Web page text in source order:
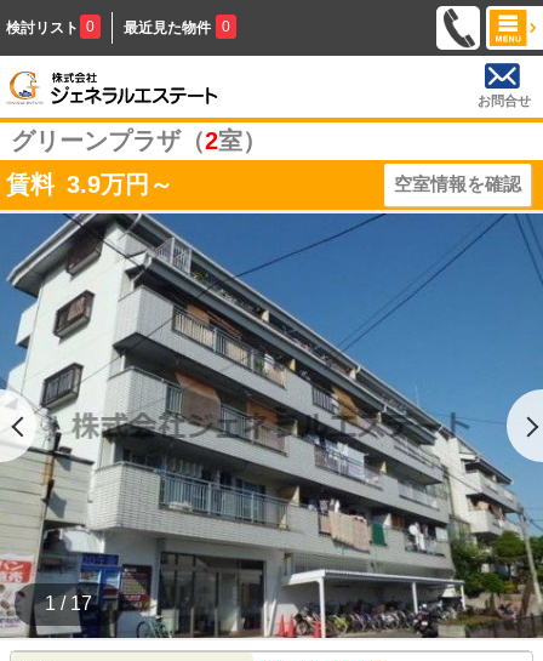
検討リスト 0 最近見た物件 0
お問合せ
グリーンプラザ（2室）
賃料 3.9万円～ 空室情報を確認
1 / 17